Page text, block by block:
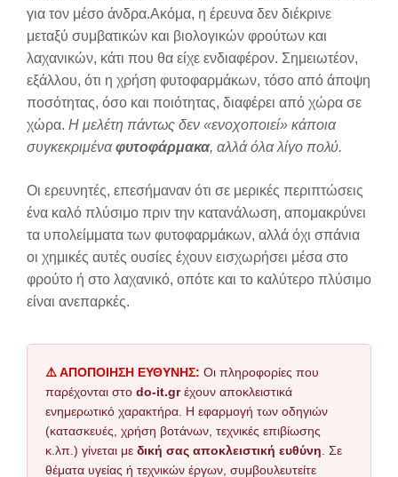
για τον μέσο άνδρα.Ακόμα, η έρευνα δεν διέκρινε
μεταξύ συμβατικών και βιολογικών φρούτων και
λαχανικών, κάτι που θα είχε ενδιαφέρον. Σημειωτέον,
εξάλλου, ότι η χρήση φυτοφαρμάκων, τόσο από άποψη
ποσότητας, όσο και ποιότητας, διαφέρει από χώρα σε
χώρα. Η μελέτη πάντως δεν «ενοχοποιεί» κάποια
συγκεκριμέναφυτοφάρμακα, αλλά όλα λίγο πολύ.
Οι ερευνητές, επεσήμαναν ότι σε μερικές περιπτώσεις
ένα καλό πλύσιμο πριν την κατανάλωση, απομακρύνει
τα υπολείμματα των φυτοφαρμάκων, αλλά όχι σπάνια
οι χημικές αυτές ουσίες έχουν εισχωρήσει μέσα στο
φρούτο ή στο λαχανικό, οπότε και το καλύτερο πλύσιμο
είναι ανεπαρκές.
⚠️ ΑΠΟΠΟΙΗΣΗ ΕΥΘΥΝΗΣ: Οι πληροφορίες που
παρέχονται στο do-it.grέχουν αποκλειστικά
ενημερωτικό χαρακτήρα. Η εφαρμογή των οδηγιών
(κατασκευές, χρήση βοτάνων, τεχνικές επιβίωσης
κ.λπ.) γίνεται με δική σας αποκλειστική ευθύνη . Σε
θέματα υγείας ή τεχνικών έργων, συμβουλευτείτε